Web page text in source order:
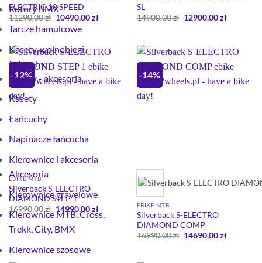
Rotory BMX
Tarcze hamulcowe
Kasety, wolnobiegi,
łańcuchy
Kasety - akcesoria
Kasety
Łańcuchy
Napinacze łańcucha
Kierownice i akcesoria
Akcesoria
Kierownice gravelowe
Kierownice MTB, Cross,
Trekk, City, BMX
Kierownice szosowe
ELECTRIC 10 SPEED
11290,00zł Pierwotna
cena
wynosiła:
10490,00złAktualna
SL
14900,00zł Pierwotna
12900,00złAktualna
-12%
EBIKE MTB
Silverback S-ELECTRO
DIAMOND STEP 1
16990,00zł Pierwotna
cena
wynosiła:
16990,00 zł.
14990,00złAktualna
cena
14990,00 zł.
-14%
EBIKE MTB
Silverback S-ELECTRO
DIAMOND COMP
16990,00zł Pierwotna
14690,00złAktualna